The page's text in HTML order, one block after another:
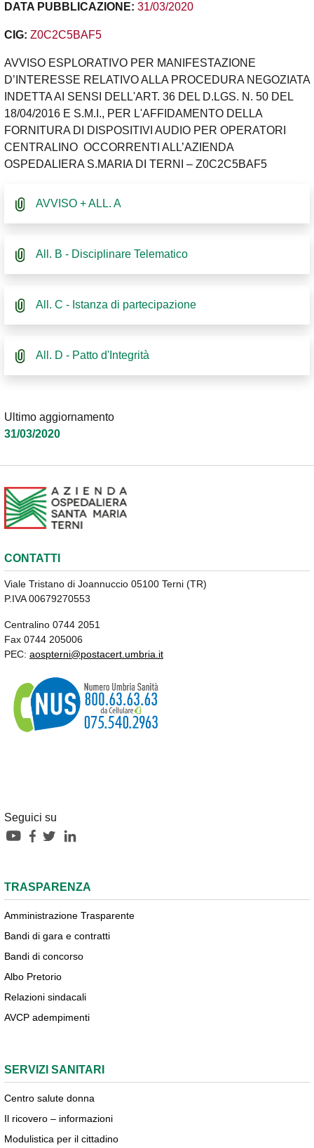
DATA PUBBLICAZIONE: 31/03/2020
CIG: Z0C2C5BAF5
AVVISO ESPLORATIVO PER MANIFESTAZIONE
D’INTERESSE RELATIVO ALLA PROCEDURA NEGOZIATA
INDETTA AI SENSI DELL'ART. 36 DEL D.LGS. N. 50 DEL
18/04/2016 E S.M.I., PER L'AFFIDAMENTO DELLA
FORNITURA DI DISPOSITIVI AUDIO PER OPERATORI
CENTRALINO OCCORRENTI ALL’AZIENDA
OSPEDALIERA S.MARIA DI TERNI – Z0C2C5BAF5
AVVISO + ALL. A
All. B - Disciplinare Telematico
All. C - Istanza di partecipazione
All. D - Patto d'Integrità
Ultimo aggiornamento
31/03/2020
CONTATTI
Viale Tristano di Joannuccio 05100 Terni (TR)
P.IVA 00679270553
Centralino 0744 2051
Fax 0744 205006
PEC: aospterni@postacert.umbria.it
Seguici su
TRASPARENZA
Amministrazione Trasparente
Bandi di gara e contratti
Bandi di concorso
Albo Pretorio
Relazioni sindacali
AVCP adempimenti
SERVIZI SANITARI
Centro salute donna
Il ricovero – informazioni
Modulistica per il cittadino